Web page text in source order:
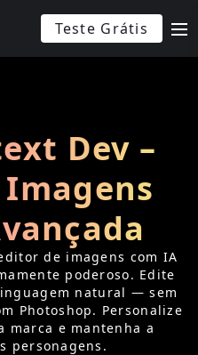
Teste Grátis
Dev –
de imagens com IA
poderoso. Edite
natural — sem
Photoshop. Personalize
marca e mantenha a
personagens.